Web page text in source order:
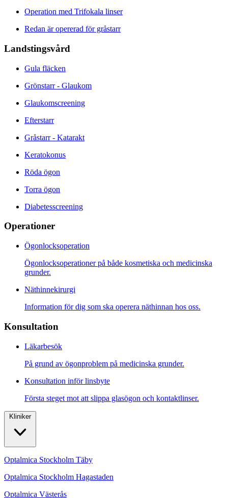
Operation med Trifokala linser
Redan är opererad för gråstarr
Landstingsvård
Gula fläcken
Grönstarr - Glaukom
Glaukomscreening
Efterstarr
Gråstarr - Katarakt
Keratokonus
Röda ögon
Torra ögon
Diabetesscreening
Operationer
Ögonlocksoperation
Ögonlocksoperationer på både kosmetiska och medicinska
grunder.
Näthinnekirurgi
Information för dig som ska operera näthinnan hos oss.
Konsultation
Läkarbesök
På grund av ögonproblem på medicinska grunder.
Konsultation inför linsbyte
Första steget mot att slippa glasögon och kontaktlinser.
Kliniker
Optalmica Stockholm Täby
Optalmica Stockholm Hagastaden
Optalmica Västerås